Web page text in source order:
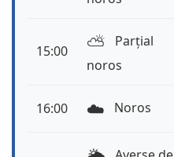
15:00 ⛅️
Parțial
noros
16:00 ☁️ Noros